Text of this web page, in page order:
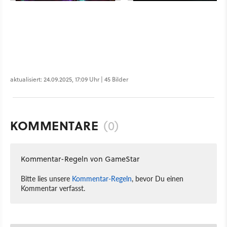
aktualisiert: 24.09.2025, 17:09 Uhr | 45 Bilder
KOMMENTARE (0)
Kommentar-Regeln von GameStar
Bitte lies unsere Kommentar-Regeln, bevor Du einen
Kommentar verfasst.